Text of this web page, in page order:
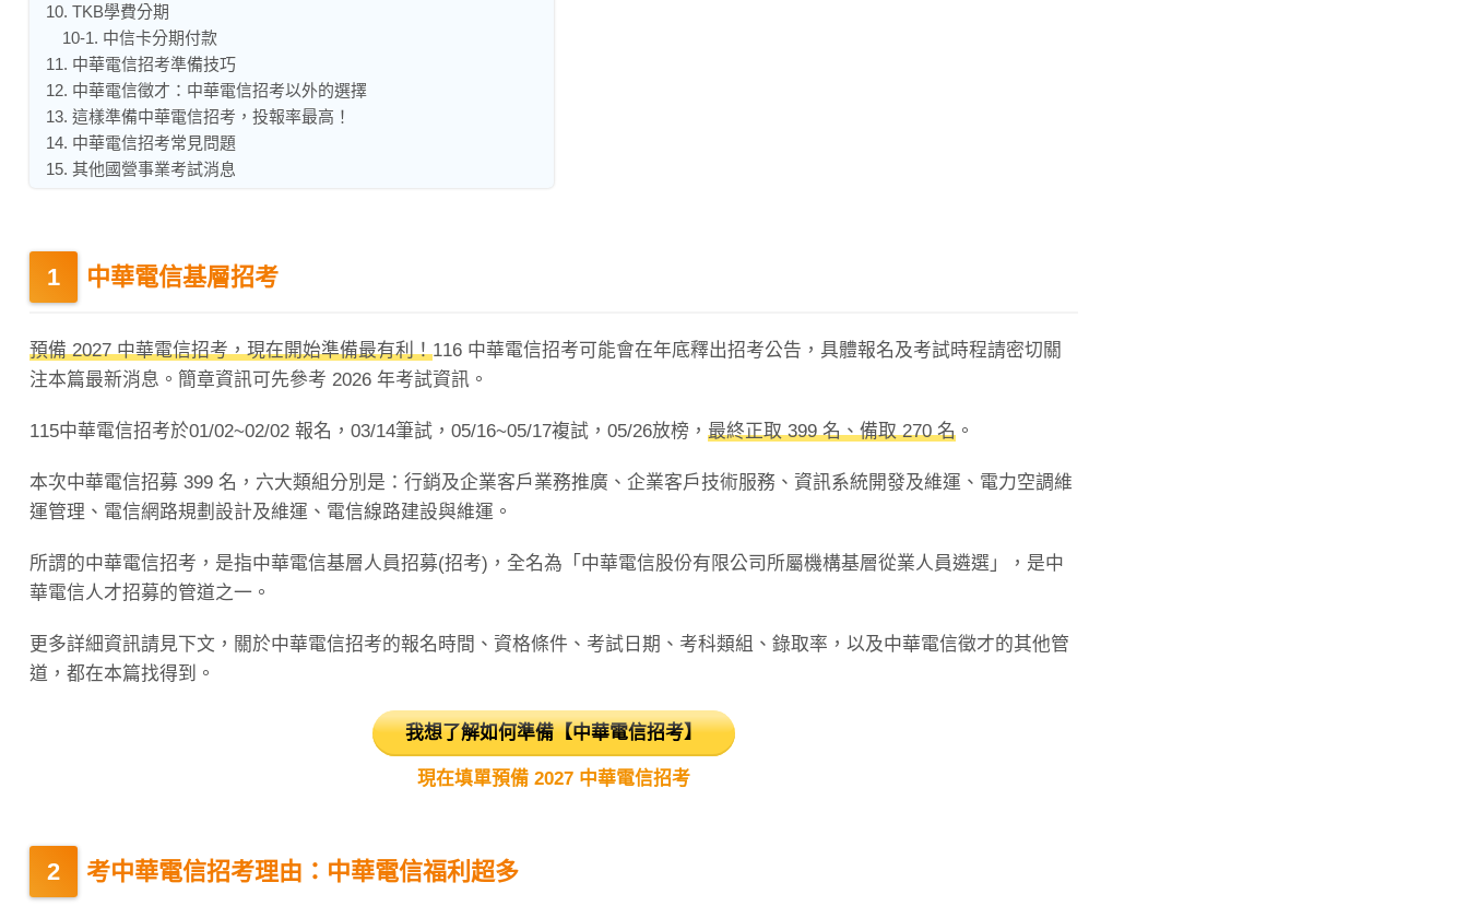
10. TKB學費分期
10-1. 中信卡分期付款
11. 中華電信招考準備技巧
12. 中華電信徵才：中華電信招考以外的選擇
13. 這樣準備中華電信招考，投報率最高！
14. 中華電信招考常見問題
15. 其他國營事業考試消息
中華電信基層招考
預備 2027 中華電信招考，現在開始準備最有利！116 中華電信招考可能會在年底釋出招考公告，具體報名及考試時程請密切關
注本篇最新消息。簡章資訊可先參考 2026 年考試資訊。
115中華電信招考於01/02~02/02 報名，03/14筆試，05/16~05/17複試，05/26放榜， 最終正取 399 名、備取 270 名 。
本次中華電信招募 399 名，六大類組分別是：行銷及企業客戶業務推廣、企業客戶技術服務、資訊系統開發及維運、電力空調維
運管理、電信網路規劃設計及維運、電信線路建設與維運。
所謂的中華電信招考，是指中華電信基層人員招募(招考)，全名為「中華電信股份有限公司所屬機構基層從業人員遴選」，是中
華電信人才招募的管道之一。
更多詳細資訊請見下文，關於中華電信招考的報名時間、資格條件、考試日期、考科類組、錄取率，以及中華電信徵才的其他管
道，都在本篇找得到。
我想了解如何準備【中華電信招考】
現在填單預備 2027 中華電信招考
考中華電信招考理由：中華電信福利超多